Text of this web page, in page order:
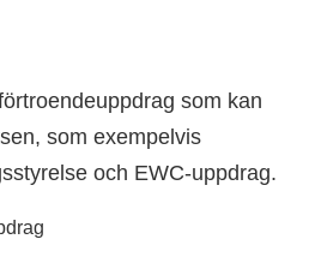
som kan
som exempelvis
och EWC-uppdrag.